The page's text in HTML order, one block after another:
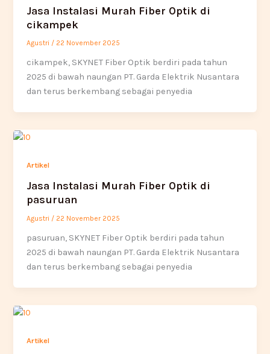
Jasa Instalasi Murah Fiber Optik di
cikampek
Agustri / 22 November 2025
cikampek, SKYNET Fiber Optik berdiri pada tahun
2025 di bawah naungan PT. Garda Elektrik Nusantara
dan terus berkembang sebagai penyedia
Artikel
Jasa Instalasi Murah Fiber Optik di
pasuruan
Agustri / 22 November 2025
pasuruan, SKYNET Fiber Optik berdiri pada tahun
2025 di bawah naungan PT. Garda Elektrik Nusantara
dan terus berkembang sebagai penyedia
Artikel